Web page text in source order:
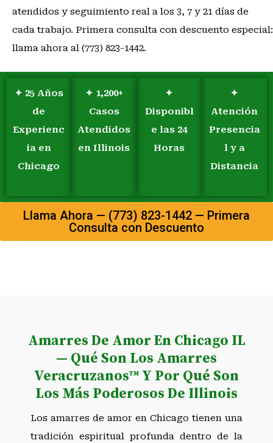
atendidos y seguimiento real a los 3, 7 y 21 días de
cada trabajo. Primera consulta con descuento especial:
llama ahora al (773) 823-1442.
✦ 25 Años
de
Experienc
ia en
Chicago
✦ 1,200+
Casos
Atendidos
en Illinois
✦
Disponibl
e las 24
Horas
✦
Atención
Presencia
l y a
Distancia
Llama Ahora — (773) 823-1442 — Primera
Consulta con Descuento
Amarres De Amor En Chicago IL
— Qué Son Los Amarres
Veracruzanos™ Y Por Qué Son
Los Más Poderosos De Illinois
Los amarres de amor en Chicago tienen una
tradición espiritual profunda dentro de la